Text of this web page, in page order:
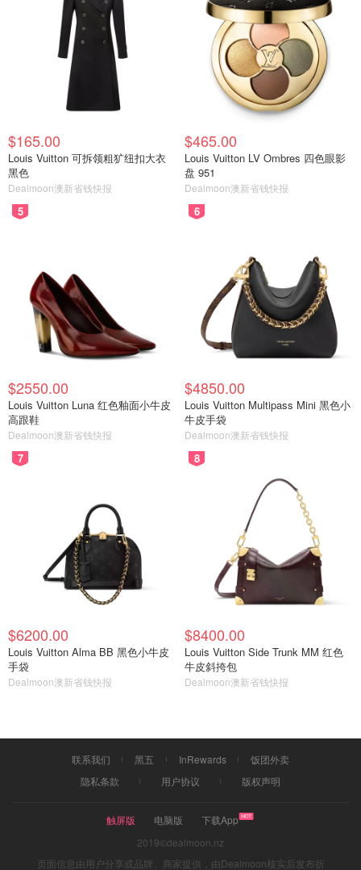
“诚实号”，与他们的飞船同名。NASA发言人表示，这些命
名建议将提交给国际天文学联合会进行审核。
跨越时空的对话：人类“肉眼”首睹月球“大峡
在上周末，宇航员们迎来了视觉上的盛宴——他们成为了第
一批用肉眼直接观测到月球“大峡谷”的人类。NASA在周日
早些时候发文称：“历史正在被创造。在阿耳忒弥斯2号机组
传回的新图像中，你可以看到位于月球最西边缘的东方海盆
（Orientale basin）。这次任务标志着人类肉眼首次完整观
这个巨大的撞击坑外形酷似靶心。宇航员克里斯蒂娜·科赫
在太空直播中对孩子们说：“它非常独特。直到今天，还没
有任何人类亲眼见过这个坑，而我们非常有幸成为了第一批
周日，曾在1972年执行阿波罗16号任务并登上过月球、现
年90岁的老宇航员查理·杜克向机组人员发出了仪式性的“唤
$165.00
Louis Vuitton 可拆领粗犷纽扣大衣
黑色
Dealmoon澳新省钱快报
$465.00
Louis Vuitton LV Ombres 四色眼影
盘 951
Dealmoon澳新省钱快报
5
$2550.00
Louis Vuitton Luna 红色釉面小牛皮
高跟鞋
Dealmoon澳新省钱快报
6
$4850.00
Louis Vuitton Multipass Mini 黑色小
牛皮手袋
Dealmoon澳新省钱快报
7
$6200.00
Louis Vuitton Alma BB 黑色小牛皮
手袋
Dealmoon澳新省钱快报
8
$8400.00
Louis Vuitton Side Trunk MM 红色
牛皮斜挎包
Dealmoon澳新省钱快报
联系我们 黑五 InRewards
饭团外卖
隐私条款
用户协议 版权声明
触屏版 电脑版
下载App
2019©dealmoon.nz
页面信息由用户分享或品牌、商家提供，由Dealmoon核实后发布折